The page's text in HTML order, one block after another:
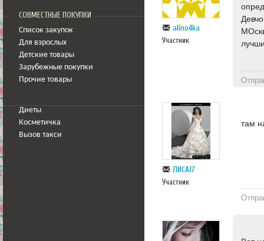
СОВМЕСТНЫЕ ПОКУПКИ
Список закупок
Для взрослых
Детские товары
Зарубежные покупки
Прочие товары
Диеты
Косметичка
Вызов такси
alino4ka
Участник
ЛИСА17
Участник
там